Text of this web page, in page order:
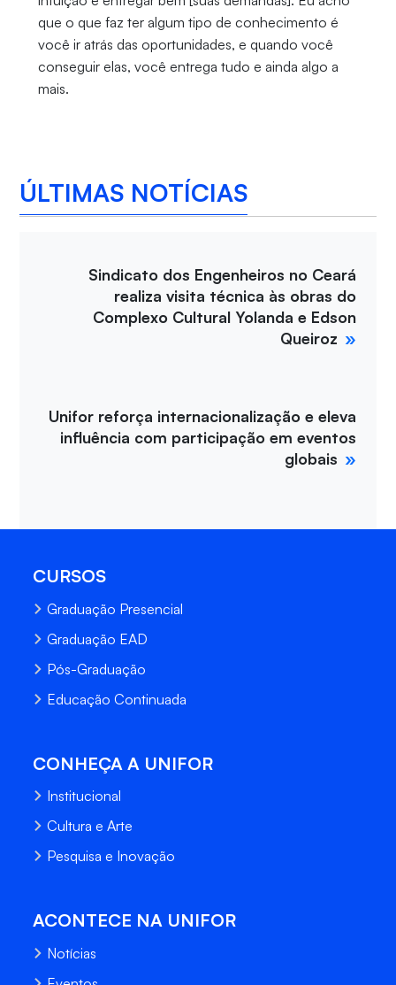
que o que faz ter algum tipo de conhecimento é
você ir atrás das oportunidades, e quando você
conseguir elas, você entrega tudo e ainda algo a
mais.
ÚLTIMAS NOTÍCIAS
Sindicato dos Engenheiros no Ceará
realiza visita técnica às obras do
Complexo Cultural Yolanda e Edson
Queiroz
Unifor reforça internacionalização e eleva
influência com participação em eventos
globais
CURSOS
Graduação Presencial
Graduação EAD
Pós-Graduação
Educação Continuada
CONHEÇA A UNIFOR
Institucional
Cultura e Arte
Pesquisa e Inovação
ACONTECE NA UNIFOR
Notícias